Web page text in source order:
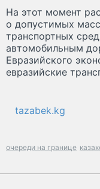
На этот момент
о допустимых
транспортных
автомобильным
Евразийского
евразийские
tazabek.kg
очереди на границе